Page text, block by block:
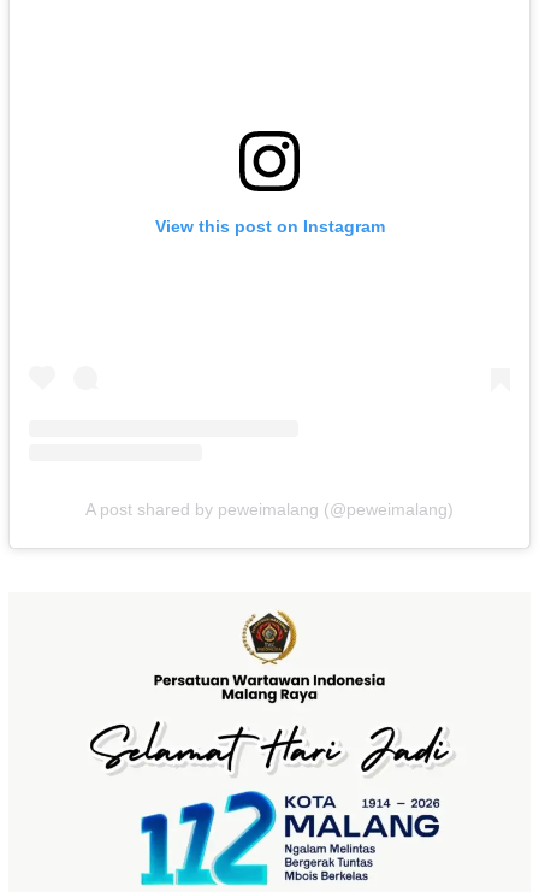
View this post on Instagram
A post shared by peweimalang (@peweimalang)